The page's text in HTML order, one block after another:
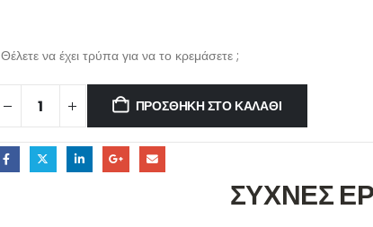
Θέλετε να έχει τρύπα για να το κρεμάσετε ;
ΠΡΟΣΘΉΚΗ ΣΤΟ ΚΑΛΆΘΙ
ΣΥΧΝΕΣ